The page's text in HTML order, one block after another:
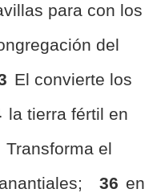
para con los
del
El convierte los
la tierra fértil en
Transforma el
36 en